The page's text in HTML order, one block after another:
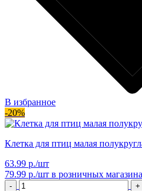
В избранное
-20%
Клетка для птиц малая
63.99 р./шт
79.99 р./шт в розничных
-
+